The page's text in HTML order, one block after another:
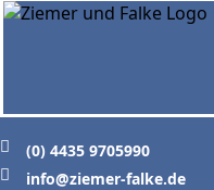
(0) 4435 9705990
info@ziemer-falke.de